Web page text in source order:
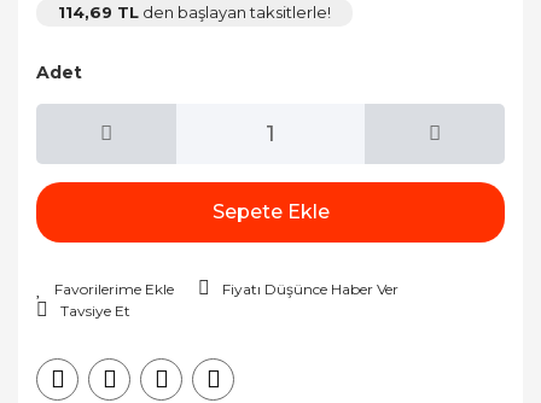
114,69 TL den başlayan taksitlerle!
Adet
Sepete Ekle
Fiyatı Düşünce Haber Ver
Tavsiye Et